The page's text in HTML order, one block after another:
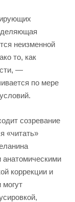
неизменной
то, как
—
по мере
созревание
«читать»
коррекции и
могут